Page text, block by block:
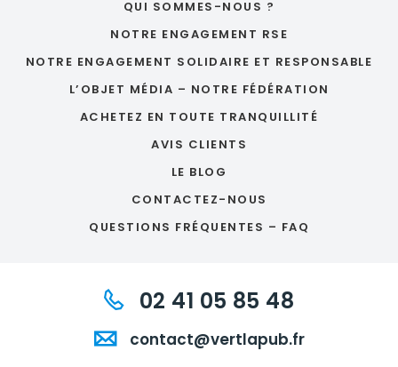
QUI SOMMES-NOUS ?
NOTRE ENGAGEMENT RSE
NOTRE ENGAGEMENT SOLIDAIRE ET RESPONSABLE
L’OBJET MÉDIA – NOTRE FÉDÉRATION
ACHETEZ EN TOUTE TRANQUILLITÉ
AVIS CLIENTS
LE BLOG
CONTACTEZ-NOUS
QUESTIONS FRÉQUENTES – FAQ
02 41 05 85 48
contact@vertlapub.fr